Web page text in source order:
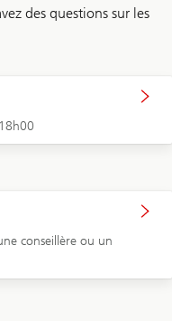
des questions sur les
conseillère ou un